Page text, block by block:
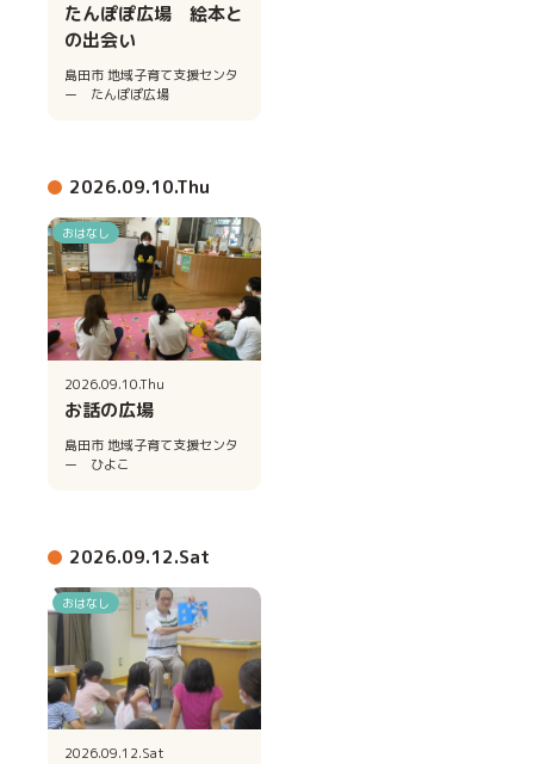
たんぽぽ広場 絵本と
の出会い
島田市 地域子育て支援センタ
ー たんぽぽ広場
2026.09.10.Thu
おはなし
2026.09.10.Thu
お話の広場
島田市 地域子育て支援センタ
ー ひよこ
2026.09.12.Sat
おはなし
2026.09.12.Sat